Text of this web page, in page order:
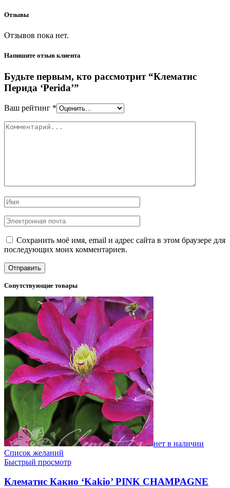
Отзывы
Отзывов пока нет.
Напишите отзыв клиента
Будьте первым, кто рассмотрит “Клематис
Перида ‘Perida’”
Ваш рейтинг *
Сохранить моё имя, email и адрес сайта в этом браузере для
последующих моих комментариев.
Сопутствующие товары
нет в наличии
Список желаний
Быстрый просмотр
Клематис Какио ‘Kakio’ PINK CHAMPAGNE